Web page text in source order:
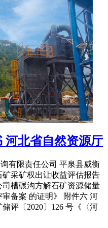
河北省自然资源厅
有限责任公司 平泉县威衡
采矿权出让收益评估报告
槽碾沟方解石矿资源储量
备案 的证明》 附件六 河
评〔2020〕126 号《〈河